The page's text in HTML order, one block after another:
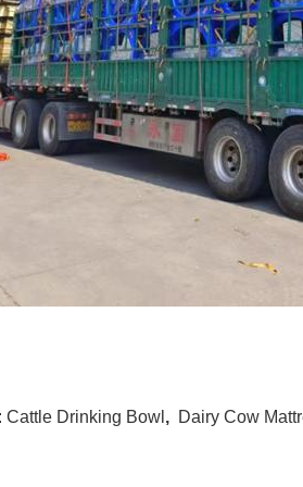
Cattle Drinking Bowl , Dairy Cow